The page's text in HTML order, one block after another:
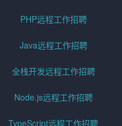
PHP远程工作招聘
Java远程工作招聘
全栈开发远程工作招聘
Node.js远程工作招聘
TypeScript远程工作招聘